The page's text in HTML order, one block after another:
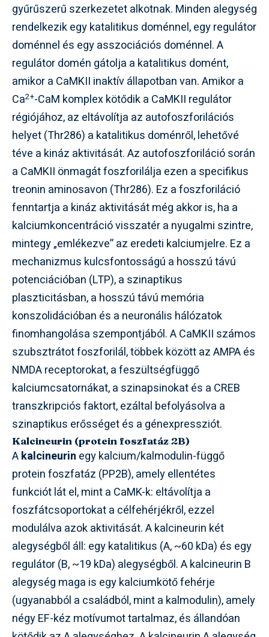
gyűrűszerű szerkezetet alkotnak. Minden alegység
rendelkezik egy katalitikus doménnel, egy regulátor
doménnel és egy asszociációs doménnel. A
regulátor domén gátolja a katalitikus domént,
amikor a CaMKII inaktív állapotban van. Amikor a
Ca2+-CaM komplex kötődik a CaMKII regulátor
régiójához, az eltávolítja az autofoszforilációs
helyet (Thr286) a katalitikus doménről, lehetővé
téve a kináz aktivitását. Az autofoszforiláció során
a CaMKII önmagát foszforilálja ezen a specifikus
treonin aminosavon (Thr286). Ez a foszforiláció
fenntartja a kináz aktivitását még akkor is, ha a
kalciumkoncentráció visszatér a nyugalmi szintre,
mintegy „emlékezve” az eredeti kalciumjelre. Ez a
mechanizmus kulcsfontosságú a hosszú távú
potenciációban (LTP), a szinaptikus
plaszticitásban, a hosszú távú memória
konszolidációban és a neuronális hálózatok
finomhangolása szempontjából. A CaMKII számos
szubsztrátot foszforilál, többek között az AMPA és
NMDA receptorokat, a feszültségfüggő
kalciumcsatornákat, a szinapsinokat és a CREB
transzkripciós faktort, ezáltal befolyásolva a
szinaptikus erősséget és a génexpressziót.
Kalcineurin (protein foszfatáz 2B)
Akalcineurin egy kalcium/kalmodulin-függő
protein foszfatáz (PP2B), amely ellentétes
funkciót lát el, mint a CaMK-k: eltávolítja a
foszfátcsoportokat a célfehérjékről, ezzel
modulálva azok aktivitását. A kalcineurin két
alegységből áll: egy katalitikus (A, ~60 kDa) és egy
regulátor (B, ~19 kDa) alegységből. A kalcineurin B
alegység maga is egy kalciumkötő fehérje
(ugyanabból a családból, mint a kalmodulin), amely
négy EF-kéz motívumot tartalmaz, és állandóan